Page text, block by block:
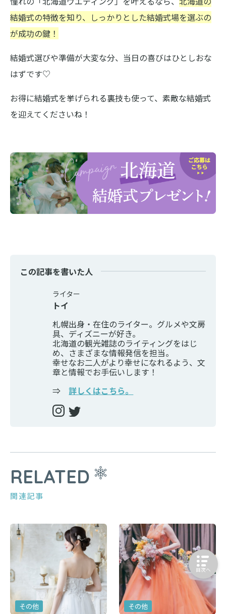
結婚式の特徴を知り、しっかりとした結婚式場を選ぶの
が成功の鍵！
結婚式選びや準備が大変な分、当日の喜びはひとしおな
はずです♡
お得に結婚式を挙げられる裏技も使って、素敵な結婚式
を迎えてくださいね！
この記事を書いた人
ライター
トイ
札幌出身・在住のライター。グルメや文房
具、ディズニーが好き。
北海道の観光雑誌のライティングをはじ
め、さまざまな情報発信を担当。
幸せなお二人がより幸せになれるよう、文
章と情報でお手伝いします！
⇒詳しくはこちら。
RELATED
関連記事
その他 その他
目次へ